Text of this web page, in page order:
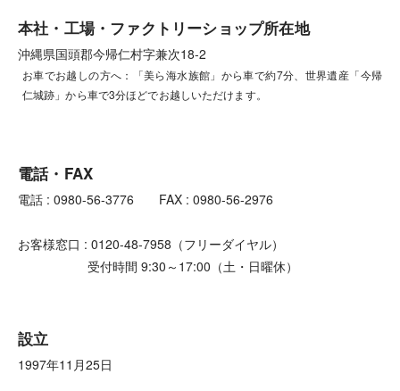
本社・工場・ファクトリーショップ所在地
沖縄県国頭郡今帰仁村字兼次18-2
お車でお越しの方へ：「美ら海水族館」から車で約7分、世界遺産「今帰
仁城跡」から車で3分ほどでお越しいただけます。
電話・FAX
電話 : 0980-56-3776 FAX : 0980-56-2976
お客様窓口 : 0120-48-7958（フリーダイヤル）
受付時間 9:30～17:00（土・日曜休）
設立
1997年11月25日